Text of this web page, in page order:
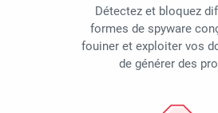
Détectez et bloquez
formes de spyware
fouiner et exploiter vos
de générer des